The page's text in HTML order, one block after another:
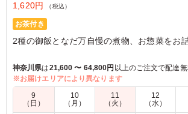
1,620円
（税込）
お茶付き
2種の御飯となだ万自慢の煮物、お惣菜をお
※季節弁当・販売期間限定
2026年06月01日(月)～
5.0
神奈川県は21,600 〜 64,800円 以上のご注文で配達
※お届けエリアにより異なります
9
（日）
10
（月）
11
（火）
12
（水）